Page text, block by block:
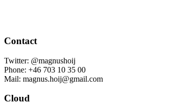
Contact
Twitter: @magnushoij
Phone: +46 703 10 35 00
Mail: magnus.hoij@gmail.com
Cloud